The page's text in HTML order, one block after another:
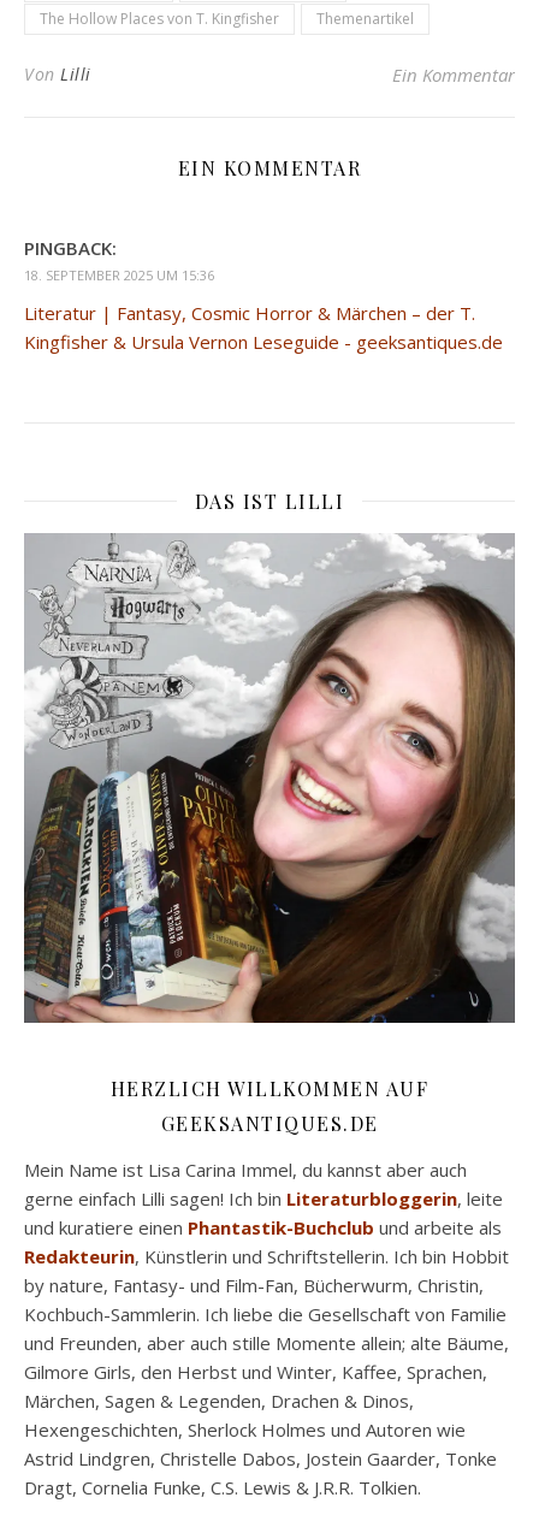
The Hollow Places von T. Kingfisher Themenartikel
Von Lilli Ein Kommentar
EIN KOMMENTAR
PINGBACK:
18. SEPTEMBER 2025 UM 15:36
Literatur | Fantasy, Cosmic Horror & Märchen – der T.
Kingfisher & Ursula Vernon Leseguide - geeksantiques.de
DAS IST LILLI
HERZLICH WILLKOMMEN AUF
GEEKSANTIQUES.DE
Mein Name ist Lisa Carina Immel, du kannst aber auch
gerne einfach Lilli sagen! Ich bin Literaturbloggerin, leite
und kuratiere einen Phantastik-Buchclub und arbeite als
Redakteurin, Künstlerin und Schriftstellerin. Ich bin Hobbit
by nature, Fantasy- und Film-Fan, Bücherwurm, Christin,
Kochbuch-Sammlerin. Ich liebe die Gesellschaft von Familie
und Freunden, aber auch stille Momente allein; alte Bäume,
Gilmore Girls, den Herbst und Winter, Kaffee, Sprachen,
Märchen, Sagen & Legenden, Drachen & Dinos,
Hexengeschichten, Sherlock Holmes und Autoren wie
Astrid Lindgren, Christelle Dabos, Jostein Gaarder, Tonke
Dragt, Cornelia Funke, C.S. Lewis & J.R.R. Tolkien.